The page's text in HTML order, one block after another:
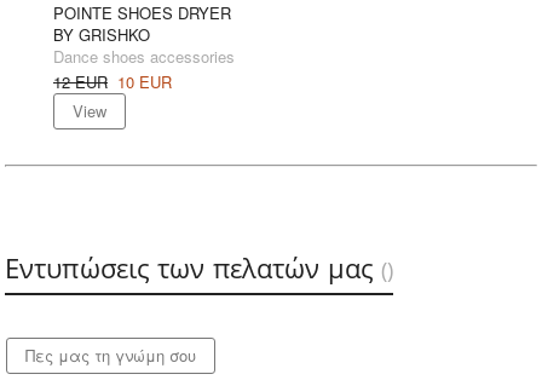
POINTE SHOES DRYER
BY GRISHKO
Dance shoes accessories
12EUR 10 EUR
View
Εντυπώσεις των πελατών μας ()